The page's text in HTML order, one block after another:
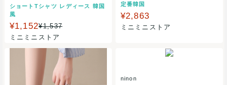
ショートTシャツ レディース 韓国
風
¥1,152¥1,537
ミニミニストア
定番韓国
¥2,863
ミニミニストア
ninon